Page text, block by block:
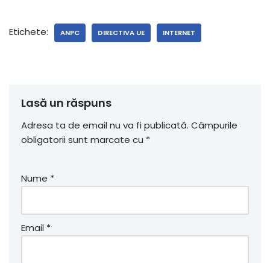
Etichete: ANPC DIRECTIVA UE INTERNET
Lasă un răspuns
Adresa ta de email nu va fi publicată. Câmpurile
obligatorii sunt marcate cu *
Nume *
Email *